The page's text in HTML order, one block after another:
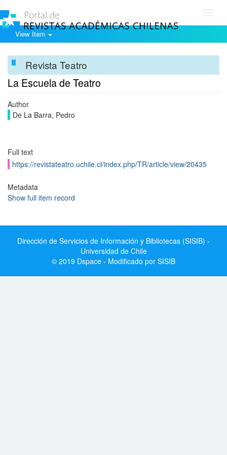
View Item
Revista Teatro
La Escuela de Teatro
Author
De La Barra, Pedro
Full text
https://revistateatro.uchile.cl/index.php/TR/article/view/20435
Metadata
Show full item record
Dirección de Servicios de Información y Bibliotecas (SISIB) -
Universidad de Chile
© 2019 Dspace - Modificado por SISIB